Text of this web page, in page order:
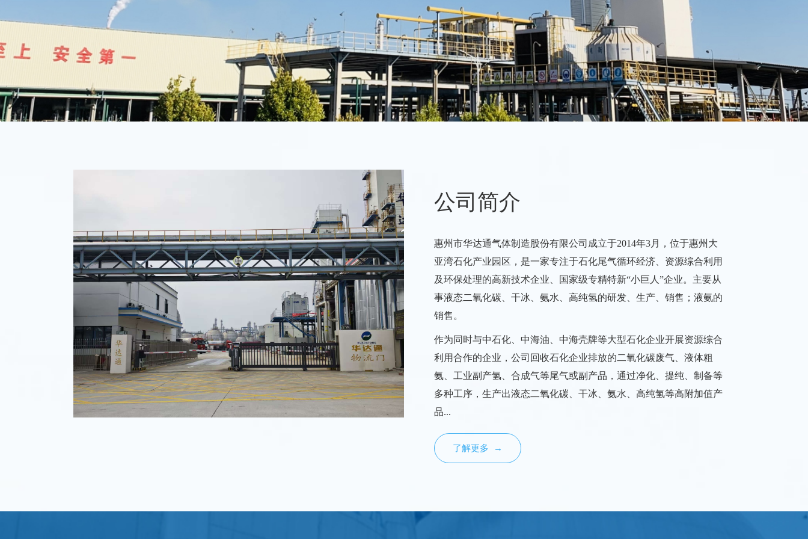
公司简介
惠州市华达通气体制造股份有限公司成立于2014年3月，位于惠州大
亚湾石化产业园区，是一家专注于石化尾气循环经济、资源综合利用
及环保处理的高新技术企业、国家级专精特新“小巨人”企业。主要从
事液态二氧化碳、干冰、氨水、高纯氢的研发、生产、销售；液氨的
销售。
作为同时与中石化、中海油、中海壳牌等大型石化企业开展资源综合
利用合作的企业，公司回收石化企业排放的二氧化碳废气、液体粗
氨、工业副产氢、合成气等尾气或副产品，通过净化、提纯、制备等
多种工序，生产出液态二氧化碳、干冰、氨水、高纯氢等高附加值产
品...
了解更多 →